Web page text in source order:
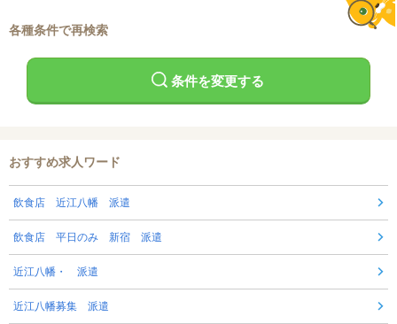
各種条件で再検索
条件を変更する
おすすめ求人ワード
飲食店 近江八幡 派遣
飲食店 平日のみ 新宿 派遣
近江八幡・ 派遣
近江八幡募集 派遣